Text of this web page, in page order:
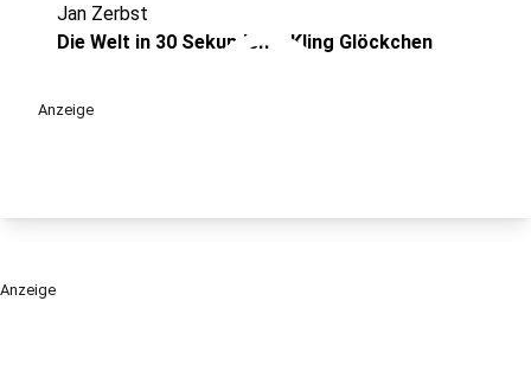
play_circle
Jan Zerbst
Die Welt in 30 Sekunden – Kling Glöckchen
Anzeige
Anzeige